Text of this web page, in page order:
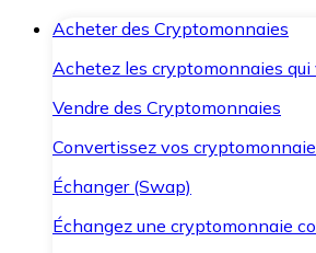
Acheter des Cryptomonnaies
Achetez les cryptomonnaies
Vendre des Cryptomonnaies
Convertissez vos
Échanger (Swap)
Échangez une cryptomonnaie